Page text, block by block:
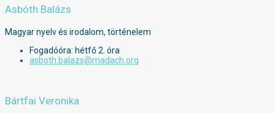
Asbóth Balázs
Magyar nyelv és irodalom, történelem
Fogadóóra: hétfő 2. óra
asboth.balazs@madach.org
Bártfai Veronika